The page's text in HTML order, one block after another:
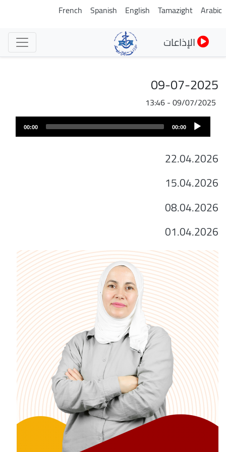
تجاوز
Arabic
Tamazight
English
Spanish
French
الإذاعات
09-07-2025
09/07/2025 - 13:46
ملف
الصوت
Audio
Player
00:00
00:00
22.04.2026
15.04.2026
08.04.2026
01.04.2026